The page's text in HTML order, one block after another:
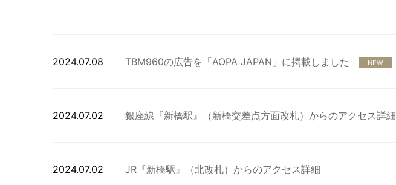
2024.07.08 TBM960の広告を「AOPA JAPAN」に掲載しました NEW
2024.07.02 銀座線『新橋駅』（新橋交差点方面改札）からのアクセス詳細
2024.07.02 JR『新橋駅』（北改札）からのアクセス詳細